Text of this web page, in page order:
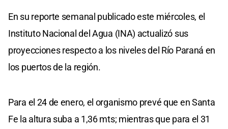
En su reporte semanal publicado este miércoles, el
Instituto Nacional del Agua (INA) actualizó sus
proyecciones respecto a los niveles del Río Paraná en
los puertos de la región.
Para el 24 de enero, el organismo prevé que en Santa
Fe la altura suba a 1,36 mts; mientras que para el 31